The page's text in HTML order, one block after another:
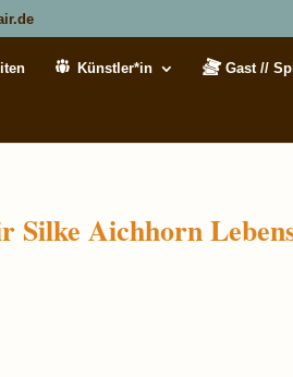
Künstler*in Gast //
Silke Aichhorn